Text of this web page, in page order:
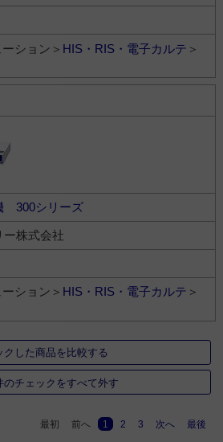
ション＞ HIS・RIS・電子カルテ ＞
300シリーズ
ー株式会社
ション＞ HIS・RIS・電子カルテ ＞
クした商品を比較する
のチェックをすべて外す
最初 前へ 1 2 3 次へ 最後